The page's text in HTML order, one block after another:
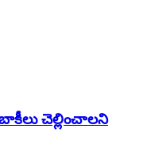
చెల్లించాలని